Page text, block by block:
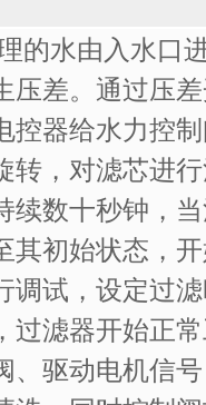
的水由入水口
压差。通过压
控器给水力控
转，对滤芯进
续数十秒钟，
其初始状态，
调试，设定过
过滤器开始正
、驱动电机信